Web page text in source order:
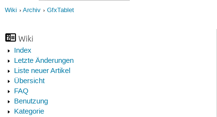
Wiki Archiv GfxTablet
Wiki
Index
Letzte Änderungen
Liste neuer Artikel
Übersicht
FAQ
Benutzung
Kategorie